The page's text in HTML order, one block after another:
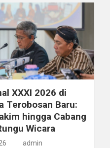
XXXI 2026 di
Terobosan Baru:
hingga Cabang
Wicara
admin